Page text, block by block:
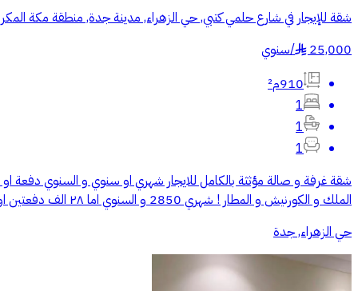
شقة للإيجار في شارع حلمي كتبي, حي الزهراء, مدينة جدة, منطقة مكة
25,000
§
/سنوي
910م²
1
1
1
شقة غرفة و صالة مؤثثة بالكامل للايجار شهري او سنوي و السنوي
الملك و الكورنيش و المطار ! شهري 2850 و السنوي اما ٢٨ الف دفعتين او ٣٠ الف ٣ دفعات و السعر شامل الماء و الكهرباء و الانترنت
حي الزهراء, جدة